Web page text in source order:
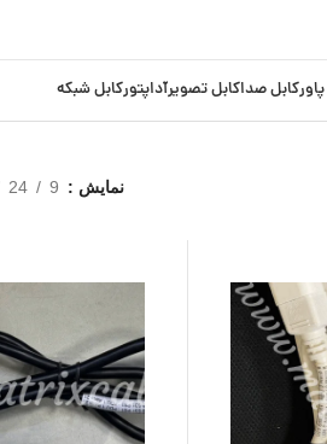
کابل صداکابل تصویرآداپتورکابل شبکه
نمایش 9
24